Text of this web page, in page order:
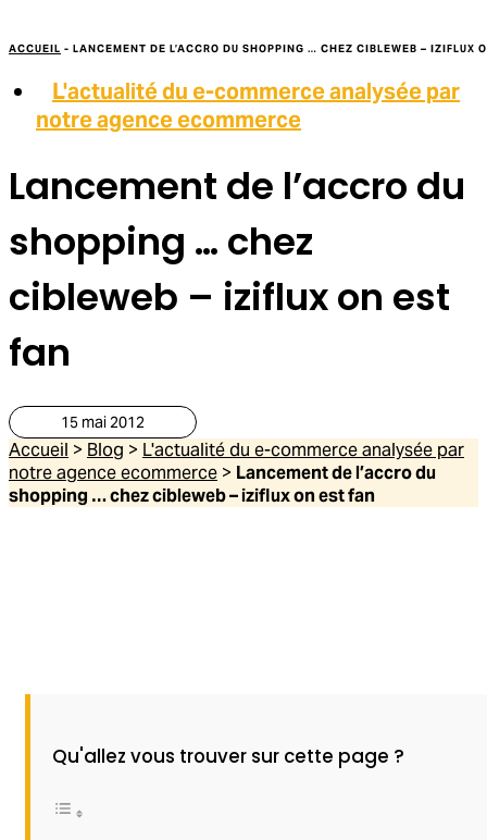
ACCUEIL - LANCEMENT DE L’ACCRO DU SHOPPING … CHEZ CIBLEWEB – IZIFLUX
L'actualité du e-commerce analysée par
notre agence ecommerce
Lancement de l’accro du
shopping … chez
cibleweb – iziflux on est
fan
15 mai 2012
Accueil > Blog > L'actualité du e-commerce analysée par
notre agence ecommerce > Lancement de l’accro du
shopping … chez cibleweb – iziflux on est fan
Qu'allez vous trouver sur cette page ?